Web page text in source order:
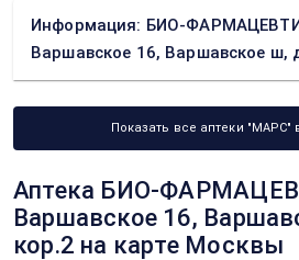
Информация: БИО-
Варшавское 16, Варшавское ш,
Показать все аптеки "МАРС"
Аптека БИО-
Варшавское 16,
кор.2 на карте Москвы